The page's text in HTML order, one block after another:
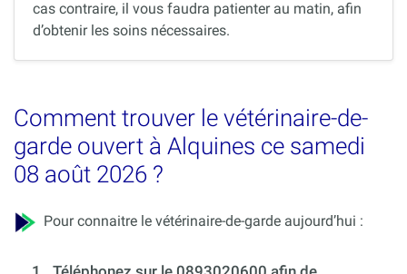
cas contraire, il vous faudra patienter au matin, afin
d’obtenir les soins nécessaires.
Comment trouver le vétérinaire-de-
garde ouvert à Alquines ce samedi
08 août 2026 ?
Pour connaitre le vétérinaire-de-garde aujourd’hui :